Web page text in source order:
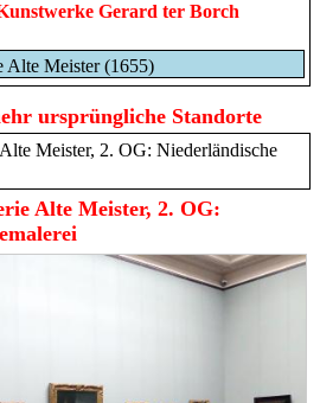
Gerard ter Borch
Alte Meister (1655)
ursprüngliche Standorte
Meister, 2. OG: Niederländische
Alte Meister, 2. OG: